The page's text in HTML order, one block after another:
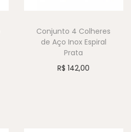
Conjunto 4 Colheres
de Aço Inox Espiral
Prata
R$ 142,00